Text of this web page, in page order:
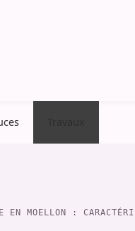
EN MOELLON :